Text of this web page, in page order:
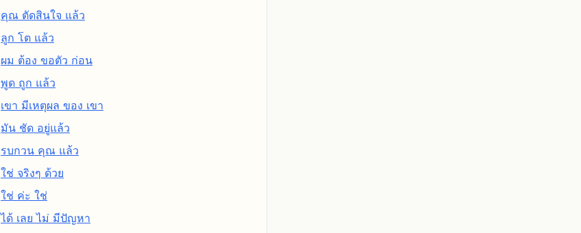
คุณ ตัดสินใจ แล้ว
ลูก โต แล้ว
ผม ต้อง ขอตัว ก่อน
พูด ถูก แล้ว
เขา มีเหตุผล ของ เขา
มัน ชัด อยู่แล้ว
รบกวน คุณ แล้ว
ใช่ จริงๆ ด้วย
ใช่ ค่ะ ใช่
ได้ เลย ไม่ มีปัญหา